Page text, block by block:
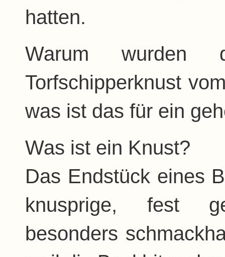
hatten.
Warum
Torfschipperknust
was ist das für ein
Was ist ein Knust?
Das Endstück eines
knusprige, fest
besonders